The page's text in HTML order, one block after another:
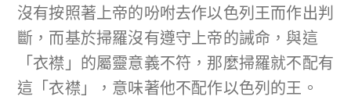
沒有按照著上帝的吩咐去作以色列王而作出判
斷，而基於掃羅沒有遵守上帝的誡命，與這
「衣襟」的屬靈意義不符，那麼掃羅就不配有
這「衣襟」，意味著他不配作以色列的王。